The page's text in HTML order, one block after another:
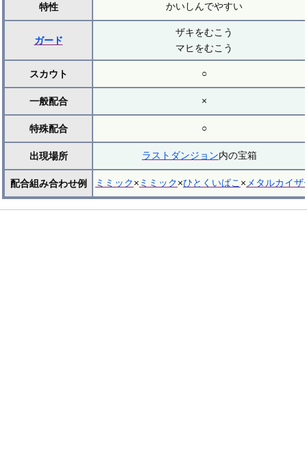
特性 かいしんでやすい
ガード
ザキをむこう
マヒをむこう
スカウト ○
一般配合 ×
特殊配合 ○
出現場所 ラストダンジョン内の宝箱
配合組み合わせ例 ミミック× ミミック×ひとくいばこ ×メタルカイザ